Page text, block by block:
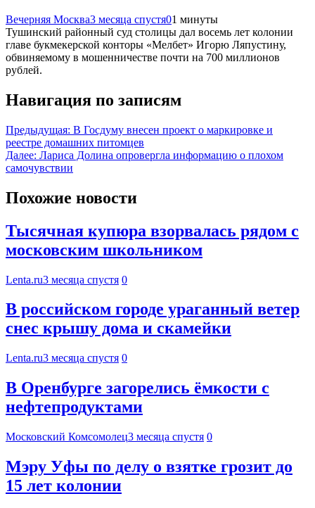
Вечерняя Москва3 месяца спустя01 минуты
Тушинский районный суд столицы дал восемь лет колонии
главе букмекерской конторы «Мелбет» Игорю Ляпустину,
обвиняемому в мошенничестве почти на 700 миллионов
рублей.
Навигация по записям
Предыдущая: В Госдуму внесен проект о маркировке и
реестре домашних питомцев
Далее: Лариса Долина опровергла информацию о плохом
самочувствии
Похожие новости
Тысячная купюра взорвалась рядом с
московским школьником
Lenta.ru3 месяца спустя 0
В российском городе ураганный ветер
снес крышу дома и скамейки
Lenta.ru3 месяца спустя 0
В Оренбурге загорелись ёмкости с
нефтепродуктами
Московский Комсомолец3 месяца спустя 0
Мэру Уфы по делу о взятке грозит до
15 лет колонии